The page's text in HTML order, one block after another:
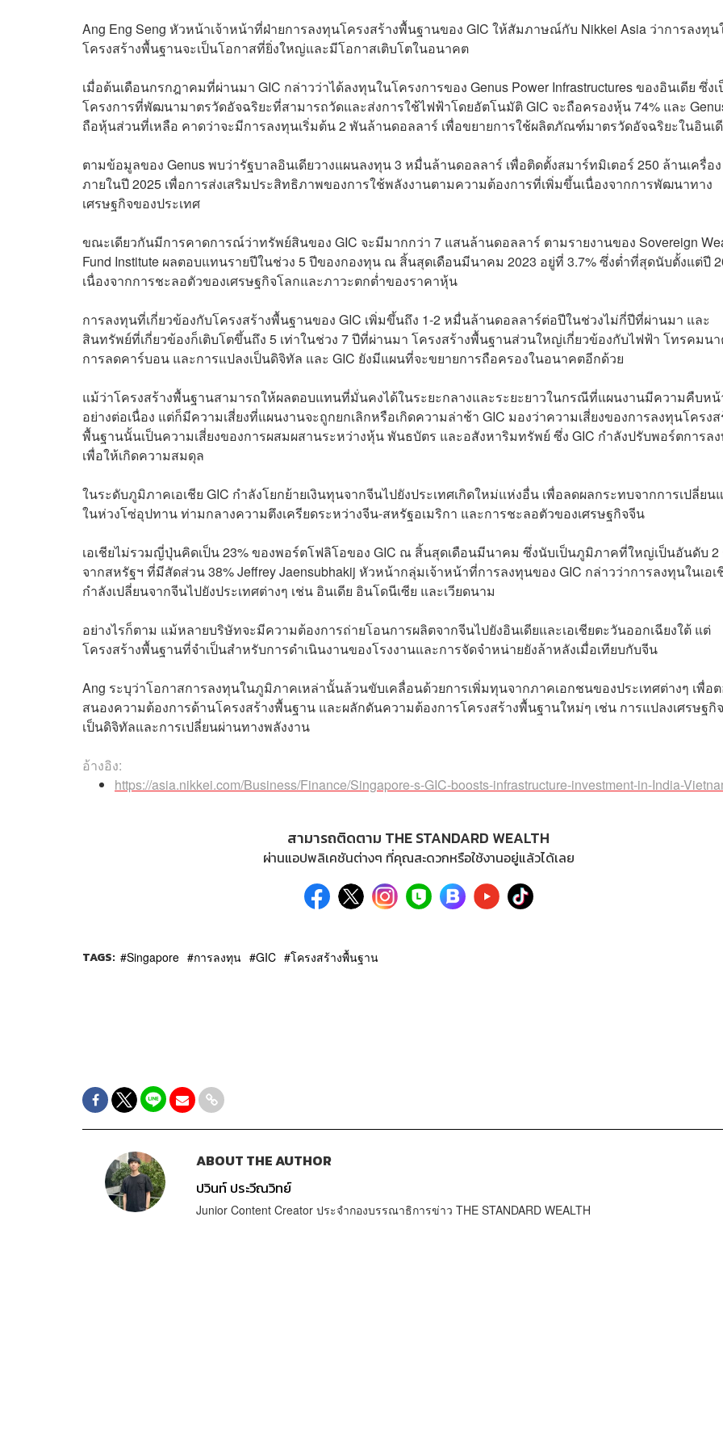
Ang Eng Seng หัวหน้าเจ้าหน้าที่ฝ่ายการลงทุนโครงสร้างพื้นฐานของ GIC ให้สัมภาษณ์กับ Nikkei Asia ว่าการลงทุน
โครงสร้างพื้นฐานจะเป็นโอกาสที่ยิ่งใหญ่และมีโอกาสเติบโตในอนาคต
เมื่อต้นเดือนกรกฎาคมที่ผ่านมา GIC กล่าวว่าได้ลงทุนในโครงการของ Genus Power Infrastructures ของอินเดีย ซึ่ง
โครงการที่พัฒนามาตรวัดอัจฉริยะที่สามารถวัดและส่งการใช้ไฟฟ้าโดยอัตโนมัติ GIC จะถือครองหุ้น 74% และ
ถือหุ้นส่วนที่เหลือ คาดว่าจะมีการลงทุนเริ่มต้น 2 พันล้านดอลลาร์ เพื่อขยายการใช้ผลิตภัณฑ์มาตรวัดอัจฉริยะในอินเ
ตามข้อมูลของ Genus พบว่ารัฐบาลอินเดียวางแผนลงทุน 3 หมื่นล้านดอลลาร์ เพื่อติดตั้งสมาร์ทมิเตอร์ 250 ล้านเครื่อง
ภายในปี 2025 เพื่อการส่งเสริมประสิทธิภาพของการใช้พลังงานตามความต้องการที่เพิ่มขึ้นเนื่องจากการพัฒนาทาง
เศรษฐกิจของประเทศ
ขณะเดียวกันมีการคาดการณ์ว่าทรัพย์สินของ GIC จะมีมากกว่า 7 แสนล้านดอลลาร์ ตามรายงานของ Sovereign
Fund Institute ผลตอบแทนรายปีในช่วง 5 ปีของกองทุน ณ สิ้นสุดเดือนมีนาคม 2023 อยู่ที่ 3.7% ซึ่งต่ำที่สุดนับตั้งแต่ปี
เนื่องจากการชะลอตัวของเศรษฐกิจโลกและภาวะตกต่ำของราคาหุ้น
การลงทุนที่เกี่ยวข้องกับโครงสร้างพื้นฐานของ GIC เพิ่มขึ้นถึง 1-2 หมื่นล้านดอลลาร์ต่อปีในช่วงไม่กี่ปีที่ผ่านมา และ
สินทรัพย์ที่เกี่ยวข้องก็เติบโตขึ้นถึง 5 เท่าในช่วง 7 ปีที่ผ่านมา โครงสร้างพื้นฐานส่วนใหญ่เกี่ยวข้องกับไฟฟ้า โทรคมน
การลดคาร์บอน และการแปลงเป็นดิจิทัล และ GIC ยังมีแผนที่จะขยายการถือครองในอนาคตอีกด้วย
แม้ว่าโครงสร้างพื้นฐานสามารถให้ผลตอบแทนที่มั่นคงได้ในระยะกลางและระยะยาวในกรณีที่แผนงานมีความคืบห
อย่างต่อเนื่อง แต่ก็มีความเสี่ยงที่แผนงานจะถูกยกเลิกหรือเกิดความล่าช้า GIC มองว่าความเสี่ยงของการลงทุนโครงส
พื้นฐานนั้นเป็นความเสี่ยงของการผสมผสานระหว่างหุ้น พันธบัตร และอสังหาริมทรัพย์ ซึ่ง GIC กำลังปรับพอร์ตการล
เพื่อให้เกิดความสมดุล
ในระดับภูมิภาคเอเชีย GIC กำลังโยกย้ายเงินทุนจากจีนไปยังประเทศเกิดใหม่แห่งอื่น เพื่อลดผลกระทบจากการเปลี่ยน
ในห่วงโซ่อุปทาน ท่ามกลางความตึงเครียดระหว่างจีน-สหรัฐอเมริกา และการชะลอตัวของเศรษฐกิจจีน
เอเชียไม่รวมญี่ปุ่นคิดเป็น 23% ของพอร์ตโฟลิโอของ GIC ณ สิ้นสุดเดือนมีนาคม ซึ่งนับเป็นภูมิภาคที่ใหญ่เป็นอันดับ 2
จากสหรัฐฯ ที่มีสัดส่วน 38%Jeffrey Jaensubhakij หัวหน้ากลุ่มเจ้าหน้าที่การลงทุนของ GIC กล่าวว่าการลงทุนในเอเ
กำลังเปลี่ยนจากจีนไปยังประเทศต่างๆ เช่น อินเดีย อินโดนีเซีย และเวียดนาม
อย่างไรก็ตาม แม้หลายบริษัทจะมีความต้องการถ่ายโอนการผลิตจากจีนไปยังอินเดียและเอเชียตะวันออกเฉียงใต้ แต่
โครงสร้างพื้นฐานที่จำเป็นสำหรับการดำเนินงานของโรงงานและการจัดจำหน่ายยังล้าหลังเมื่อเทียบกับจีน
Ang ระบุว่าโอกาสการลงทุนในภูมิภาคเหล่านั้นล้วนขับเคลื่อนด้วยการเพิ่มทุนจากภาคเอกชนของประเทศต่างๆ เพื่อ
สนองความต้องการด้านโครงสร้างพื้นฐาน และผลักดันความต้องการโครงสร้างพื้นฐานใหม่ๆ เช่น การแปลงเศรษฐกิ
เป็นดิจิทัลและการเปลี่ยนผ่านทางพลังงาน
อ้างอิง:
https://asia.nikkei.com/Business/Finance/Singapore-s-GIC-boosts-infrastructure-investment-in-India-
สามารถติดตาม THE STANDARD WEALTH
ผ่านแอปพลิเคชันต่างๆ ที่คุณสะดวกหรือใช้งานอยู่แล้วได้เลย
TAGS: Singapore การลงทุน GIC โครงสร้างพื้นฐาน
ABOUT THE AUTHOR
ปวินท์ ประวีณวิทย์
Junior Content Creator ประจำกองบรรณาธิการข่าว THE STANDARD WEALTH